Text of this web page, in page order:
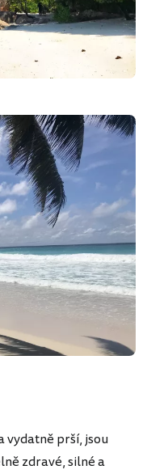
vydatně prší, jsou
zdravé, silné a